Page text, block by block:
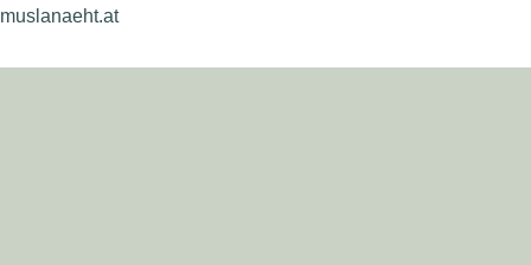
Zum
muslanaeht.at